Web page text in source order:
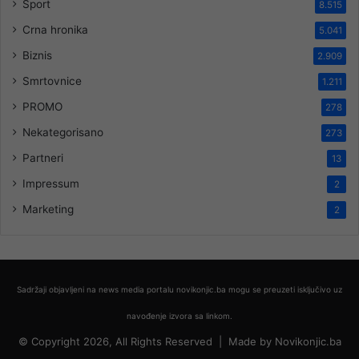
Sport 8.515
Crna hronika 5.041
Biznis 2.909
Smrtovnice 1.211
PROMO 278
Nekategorisano 273
Partneri 13
Impressum 2
Marketing 2
Sadržaji objavljeni na news media portalu novikonjic.ba mogu se preuzeti isključivo uz
navođenje izvora sa linkom.
© Copyright 2026, All Rights Reserved | Made by Novikonjic.ba